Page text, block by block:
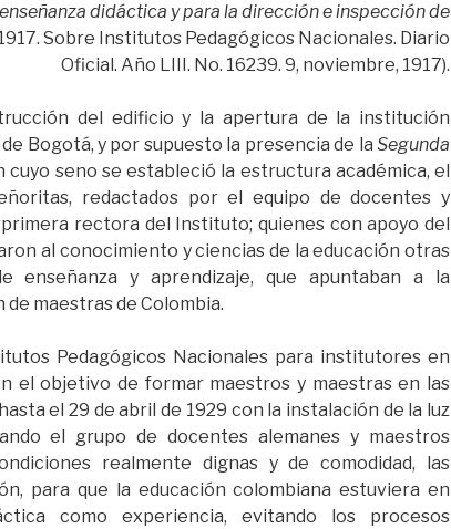
didáctica y para la dirección e inspección de
1917. Sobre Institutos Pedagógicos Nacionales. Diario
Oficial. Año LIII. No. 16239. 9, noviembre, 1917).
del edificio y la apertura de la institución
Bogotá, y por supuesto la presencia de la Segunda
cuyo seno se estableció la estructura académica, el
redactados por el equipo de docentes y
primera rectora del Instituto; quienes con apoyo del
al conocimiento y ciencias de la educación otras
enseñanza y aprendizaje, que apuntaban a la
maestras de Colombia.
Pedagógicos Nacionales para institutores en
el objetivo de formar maestros y maestras en las
el 29 de abril de 1929 con la instalación de la luz
el grupo de docentes alemanes y maestros
realmente dignas y de comodidad, las
para que la educación colombiana estuviera en
como experiencia, evitando los procesos